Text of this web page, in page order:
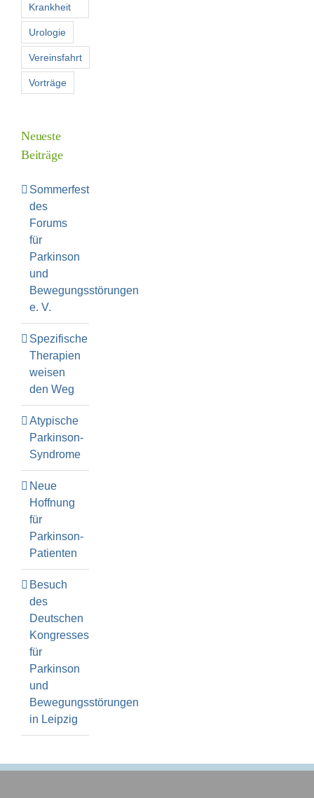
Krankheit
Urologie
Vereinsfahrt
Vorträge
Neueste
Beiträge
Sommerfest
des
Forums
für
Parkinson
und
Bewegungsstörungen
e. V.
Spezifische
Therapien
weisen
den Weg
Atypische
Parkinson-
Syndrome
Neue
Hoffnung
für
Parkinson-
Patienten
Besuch
des
Deutschen
Kongresses
für
Parkinson
und
Bewegungsstörungen
in Leipzig